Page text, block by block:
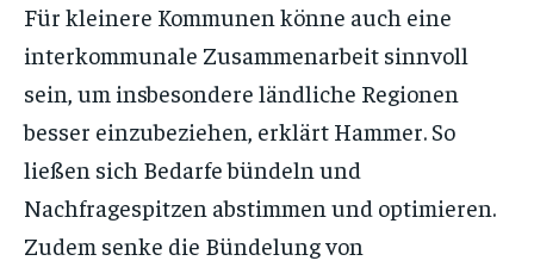
Für kleinere Kommunen könne auch eine
interkommunale Zusammenarbeit sinnvoll
sein, um insbesondere ländliche Regionen
besser einzubeziehen, erklärt Hammer. So
ließen sich Bedarfe bündeln und
Nachfragespitzen abstimmen und optimieren.
Zudem senke die Bündelung von